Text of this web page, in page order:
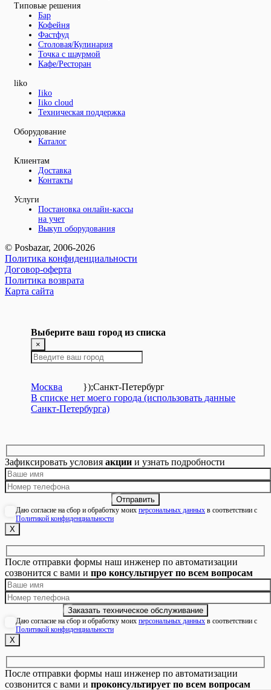
Типовые решения
Бар
Кофейня
Фастфуд
Столовая/Кулинария
Точка с шаурмой
Кафе/Ресторан
liko
Iiko
Iiko cloud
Техническая поддержка
Оборудование
Каталог
Клиентам
Доставка
Контакты
Услуги
Постановка онлайн-кассы
на учет
Выкуп оборудования
© Posbazar, 2006-2026
Политика конфиденциальности
Договор-оферта
Политика возврата
Карта сайта
Выберите ваш город из списка
×
Москва });Санкт-Петербург
В списке нет моего города (использовать данные
Санкт-Петербурга)
Зафиксировать условия акции и узнать подробности
Даю согласие на сбор и обработку моих персональных данных в соответствии с
Политикой конфиденциальности
Х
После отправки формы наш инженер по автоматизации
созвонится с вами и про консультирует по всем вопросам
Даю согласие на сбор и обработку моих персональных данных в соответствии с
Политикой конфиденциальности
Х
После отправки формы наш инженер по автоматизации
созвонится с вами и проконсультирует по всем вопросам